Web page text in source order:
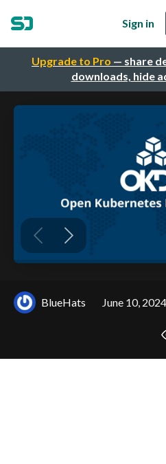
Upgrade to Pro — share
downloads, hide
Sign in
BlueHats June 10, 2024